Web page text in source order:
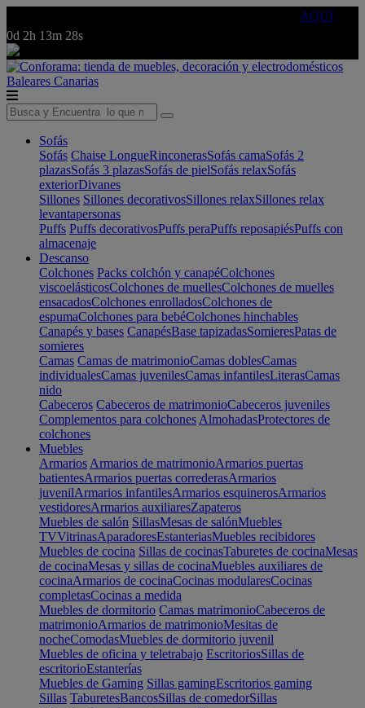
AQUÍ
0d 2h 13m 28s
Baleares Canarias
Sofás
Sofás Chaise LongueRinconerasSofás camaSofás 2
plazasSofás 3 plazasSofás de pielSofás relaxSofás
exteriorDivanes
Sillones Sillones decorativosSillones relaxSillones relax
levantapersonas
Puffs Puffs decorativosPuffs peraPuffs reposapiésPuffs con
almacenaje
Descanso
Colchones Packs colchón y canapéColchones
viscoelásticosColchones de muellesColchones de muelles
ensacadosColchones enrolladosColchones de
espumaColchones para bebéColchones hinchables
Canapés y bases CanapésBase tapizadasSomieresPatas de
somieres
Camas Camas de matrimonioCamas doblesCamas
individualesCamas juvenilesCamas infantilesLiterasCamas
nido
Cabeceros Cabeceros de matrimonioCabeceros juveniles
Complementos para colchones AlmohadasProtectores de
colchones
Muebles
Armarios Armarios de matrimonioArmarios puertas
batientesArmarios puertas correderasArmarios
juvenilArmarios infantilesArmarios esquinerosArmarios
vestidoresArmarios auxiliaresZapateros
Muebles de salón SillasMesas de salónMuebles
TVVitrinasAparadoresEstanteriasMuebles recibidores
Muebles de cocina Sillas de cocinasTaburetes de cocinaMesas
de cocinaMesas y sillas de cocinaMuebles auxiliares de
cocinaArmarios de cocinaCocinas modularesCocinas
completasCocinas a medida
Muebles de dormitorio Camas matrimonioCabeceros de
matrimonioArmarios de matrimonioMesitas de
nocheComodasMuebles de dormitorio juvenil
Muebles de oficina y teletrabajo EscritoriosSillas de
escritorioEstanterías
Muebles de Gaming Sillas gamingEscritorios gaming
Sillas TaburetesBancosSillas de comedorSillas